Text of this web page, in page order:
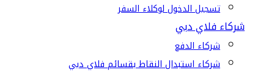
تسجيل الدخول لوكلاء السفر
شركاء فلاي دبي
شركاء الدفع
شركاء استبدال النقاط بقسائم فلاي دبي